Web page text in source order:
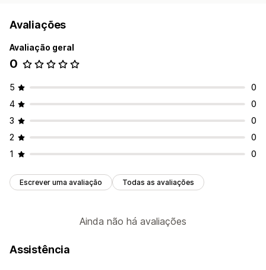
Avaliações
Avaliação geral
0
5
0
4
0
3
0
2
0
1
0
Escrever uma avaliação Todas as avaliações
Ainda não há avaliações
Assistência